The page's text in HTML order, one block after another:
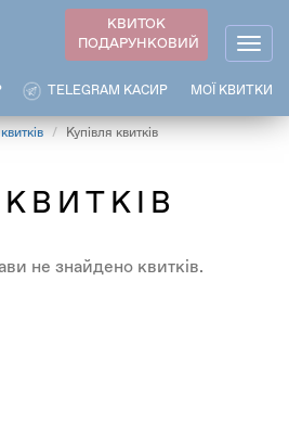
КВИТОК
ПОДАРУНКОВИЙ
МОЇ КВИТКИ
TELEGRAM КАСИР
Купівля квитків
не знайдено квитків.